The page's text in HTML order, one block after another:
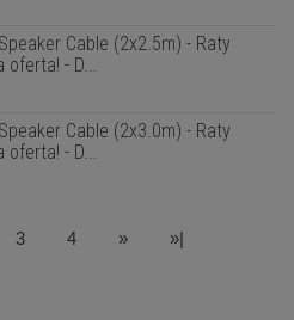
Cable (2x2.5m) - Raty
oferta! - D...
Cable (2x3.0m) - Raty
oferta! - D...
3 4 » »|